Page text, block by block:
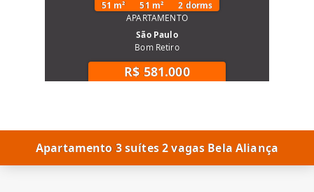
51 m² 51 m²
2 dorms
APARTAMENTO
São Paulo
Bom Retiro
R$ 581.000
Apartamento 3 suítes 2 vagas Bela Aliança